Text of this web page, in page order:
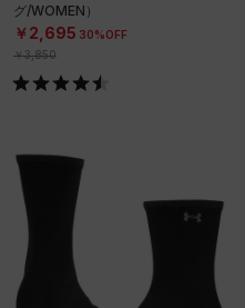
グ/WOMEN）
￥2,695 30%OFF
￥3,850